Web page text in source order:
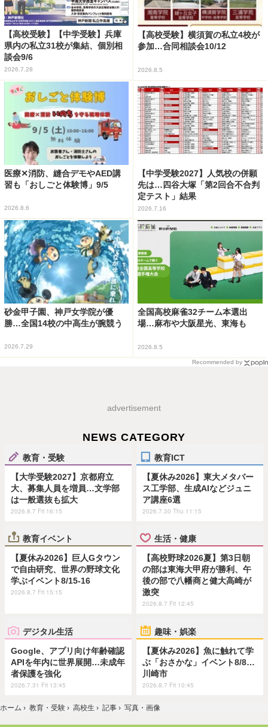
【高校受験】【中学受験】兵庫
県内の私立31校が集結、個別相
談会9/6
2026.7.28
【高校受験】横須賀の私立4校が
参加…合同相談会10/12
2026.8.5
医療✕消防、縫合デモやAED講
習も「おしごと体験博」9/5
2026.8.6
【中学受験2027】人気校の併願
先は…四谷大塚「第2回合不合判
定テスト」結果
2026.7.16
砂金甲子園、神戸女学院が優
勝…全国14校の中高生が腕競う
2026.7.29
全国高校麻雀32チーム本選出
場…麻布や大阪星光、東海も
2026.8.5
Recommended by
advertisement
NEWS CATEGORY
教育・受験
【大学受験2027】京都府立
大、募集人員を増員…文学部
は一般選抜も拡大
2026.8.7 Fri 16:15
教育ICT
【夏休み2026】東大メタバー
ス工学部、生成AIなどジュニ
ア講座6選
2026.7.30 Thu 11:15
教育イベント
【夏休み2026】巨人Gタウン
で自由研究、世界の野球文化
学ぶイベント8/15-16
2026.8.7 Fri 15:15
生活・健康
【高校野球2026夏】第3日朝
の部は東海大甲府が勝利、午
後の部で八幡商と健大高崎が
激突
2026.8.7 Fri 12:45
デジタル生活
Google、アプリ向け年齢確認
APIを年内に世界展開…未成年
者保護を強化
2026.7.31 Fri 13:45
趣味・娯楽
【夏休み2026】魚に触れて学
ぶ「おさかな」イベント8/8…
川崎市
2026.8.7 Fri 10:45
ホーム › 教育・受験 › 高校生 › 記事 › 写真・画像